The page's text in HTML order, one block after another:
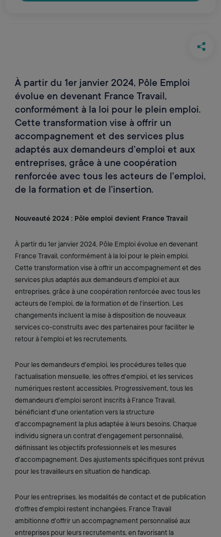
À partir du 1er janvier 2024, Pôle Emploi
évolue en devenant France Travail,
conformément à la loi pour le plein emploi.
Cette transformation vise à offrir un
accompagnement et des services plus
adaptés aux demandeurs d'emploi et aux
entreprises, grâce à une coopération
renforcée avec tous les acteurs de l'emploi,
de la formation et de l'insertion.
Nouveauté 2024 : Pôle emploi devient France Travail
À partir du 1er janvier 2024, Pôle Emploi évolue en devenant
France Travail, conformément à la loi pour le plein emploi.
Cette transformation vise à offrir un accompagnement et des
services plus adaptés aux demandeurs d'emploi et aux
entreprises, grâce à une coopération renforcée avec tous les
acteurs de l'emploi, de la formation et de l'insertion. Les
changements incluent la mise à disposition de nouveaux
services co-construits avec des partenaires pour faciliter le
retour à l'emploi et les recrutements.
Pour les demandeurs d'emploi, les procédures telles que
l'actualisation mensuelle, les offres d'emploi, et les services
numériques restent accessibles. Progressivement, tous les
demandeurs d'emploi seront inscrits à France Travail,
bénéficiant d'une orientation vers la structure
d'accompagnement la plus adaptée à leurs besoins. Chaque
individu signera un contrat d'engagement personnalisé,
définissant les objectifs professionnels et les mesures
d'accompagnement. Des ajustements spécifiques sont prévus
pour les travailleurs en situation de handicap.
Pour les entreprises, les modalités de contact et de publication
d'offres d'emploi restent inchangées. France Travail
ambitionne d'offrir un accompagnement personnalisé aux
entreprises pour leurs recrutements, en favorisant la